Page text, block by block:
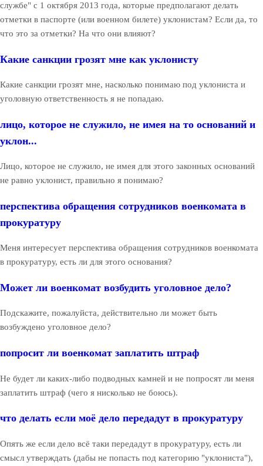
службе" с 1 октября 2013 года, которые предполагают делать
отметки в паспорте (или военном билете) уклонистам? Если да, то
что это за отметки? На что они влияют?
Какие санкции грозят мне как уклонисту
Какие санкции грозят мне, насколько понимаю под уклониста и
уголовную ответственность я не попадаю.
лицо, которое не служило, не имея на то оснований и
уклон...
Лицо, которое не служило, не имея для этого законных оснований
не равно уклонист, правильно я понимаю?
перспектива обращения сотрудников военкомата в
прокуратуру
Меня интересует перспектива обращения сотрудников военкомата
в прокуратуру, есть ли для этого основания?
Может ли военкомат возбудить уголовное дело?
Подскажите, пожалуйста, действительно ли может быть
возбуждено уголовное дело?
попросит ли военкомат заплатить штраф
Не будет ли каких-либо подводных камней и не попросят ли меня
заплатить штраф (чего я нисколько не боюсь).
что делать если моё дело передадут в прокуратуру
Опять же если дело всё таки передадут в прокуратуру, есть ли
смысл утверждать (дабы не попасть под категорию "уклониста"),